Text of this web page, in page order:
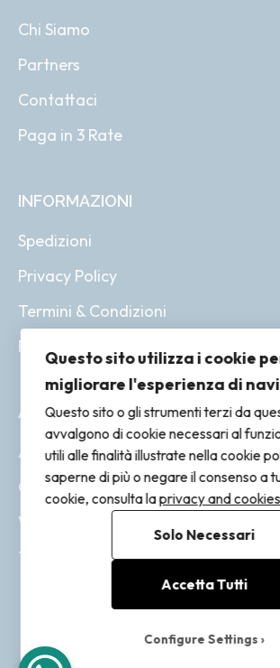
Chi Siamo
Partners
Contattaci
Paga in 3 Rate
INFORMAZIONI
Spedizioni
Privacy Policy
Termini & Condizioni
Resi & Rimborsi
ACCOUNT
Account
Ordini
Wishlist
Tracking
Questo sito utilizza i cookie
migliorare l'esperienza di
Questo sito o gli strumenti terzi da
avvalgono di cookie necessari al
utili alle finalità illustrate nella cookie
saperne di più o negare il consenso a
cookie, consulta laprivacy and
Solo Necessari
Accetta Tutti
Configure Settings